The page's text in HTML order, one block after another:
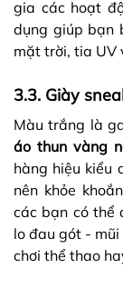
gia các hoạt
dụng giúp bạn
mặt trời, tia UV
3.3. Giày
Màu trắng là
áo thun vàng
hàng hiệu kiểu
nên khỏe
các bạn có thể
lo đau gót -
chơi thể thao